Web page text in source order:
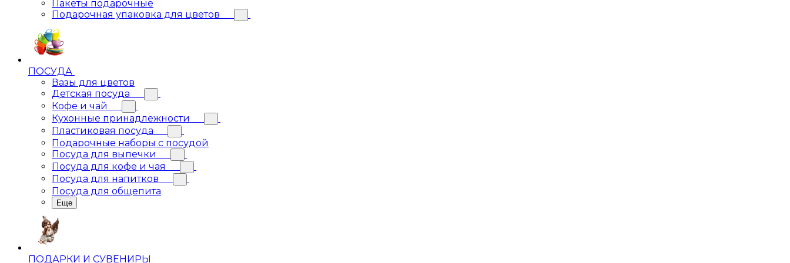
Пакеты подарочные
Подарочная упаковка для цветов
ПОСУДА
Вазы для цветов
Детская посуда
Кофе и чай
Кухонные принадлежности
Пластиковая посуда
Подарочные наборы с посудой
Посуда для выпечки
Посуда для кофе и чая
Посуда для напитков
Посуда для общепита
Еще
ПОДАРКИ И СУВЕНИРЫ